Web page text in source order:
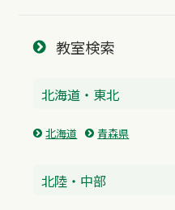
教室検索
北海道・東北
北海道 青森県
北陸・中部